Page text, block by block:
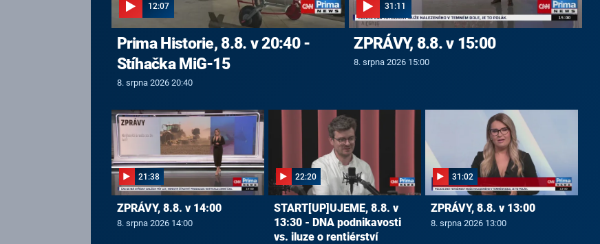
12:07
Prima Historie, 8.8. v 20:40 -
Stíhačka MiG-15
8. srpna 2026 20:40
31:11
ZPRÁVY, 8.8. v 15:00
8. srpna 2026 15:00
21:38
ZPRÁVY, 8.8. v 14:00
8. srpna 2026 14:00
22:20
START[UP]UJEME, 8.8. v
13:30 - DNA podnikavosti
vs. iluze o rentiérství
31:02
ZPRÁVY, 8.8. v 13:00
8. srpna 2026 13:00